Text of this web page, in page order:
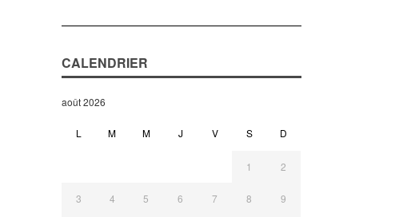
CALENDRIER
août 2026
L M M J V S D
1 2
3 4 5 6 7 8 9